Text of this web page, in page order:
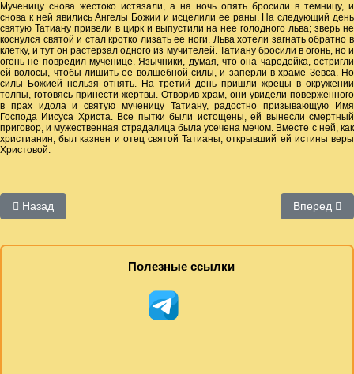
Мученицу снова жестоко истязали, а на ночь опять бросили в темницу, и
снова к ней явились Ангелы Божии и исцелили ее раны. На следующий день
святую Татиану привели в цирк и выпустили на нее голодного льва; зверь не
коснулся святой и стал кротко лизать ее ноги. Льва хотели загнать обратно в
клетку, и тут он растерзал одного из мучителей. Татиану бросили в огонь, но и
огонь не повредил мученице. Язычники, думая, что она чародейка, остригли
ей волосы, чтобы лишить ее волшебной силы, и заперли в храме Зевса. Но
силы Божией нельзя отнять. На третий день пришли жрецы в окружении
толпы, готовясь принести жертвы. Отворив храм, они увидели поверженного
в прах идола и святую мученицу Татиану, радостно призывающую Имя
Господа Иисуса Христа. Все пытки были истощены, ей вынесли смертный
приговор, и мужественная страдалица была усечена мечом. Вместе с ней, как
христианин, был казнен и отец святой Татианы, открывший ей истины веры
Христовой.
Предыдущий: Планы работы центра
Назад Вперед
Полезные ссылки